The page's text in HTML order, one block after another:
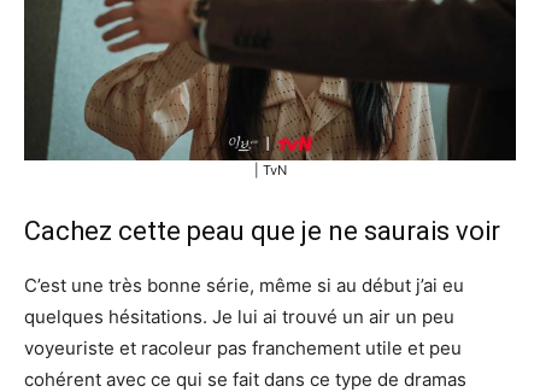
| TvN
Cachez cette peau que je ne saurais voir
C’est une très bonne série, même si au début j’ai eu
quelques hésitations. Je lui ai trouvé un air un peu
voyeuriste et racoleur pas franchement utile et peu
cohérent avec ce qui se fait dans ce type de dramas